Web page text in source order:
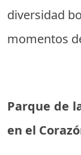
diversidad
momentos
Parque de
en el